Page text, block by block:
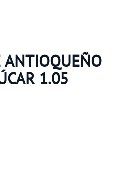
ANTIOQUEÑO
1.05